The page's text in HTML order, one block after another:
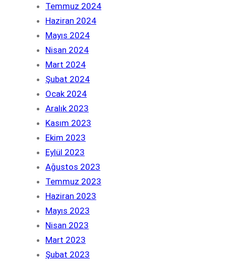
Temmuz 2024
Haziran 2024
Mayıs 2024
Nisan 2024
Mart 2024
Şubat 2024
Ocak 2024
Aralık 2023
Kasım 2023
Ekim 2023
Eylül 2023
Ağustos 2023
Temmuz 2023
Haziran 2023
Mayıs 2023
Nisan 2023
Mart 2023
Şubat 2023